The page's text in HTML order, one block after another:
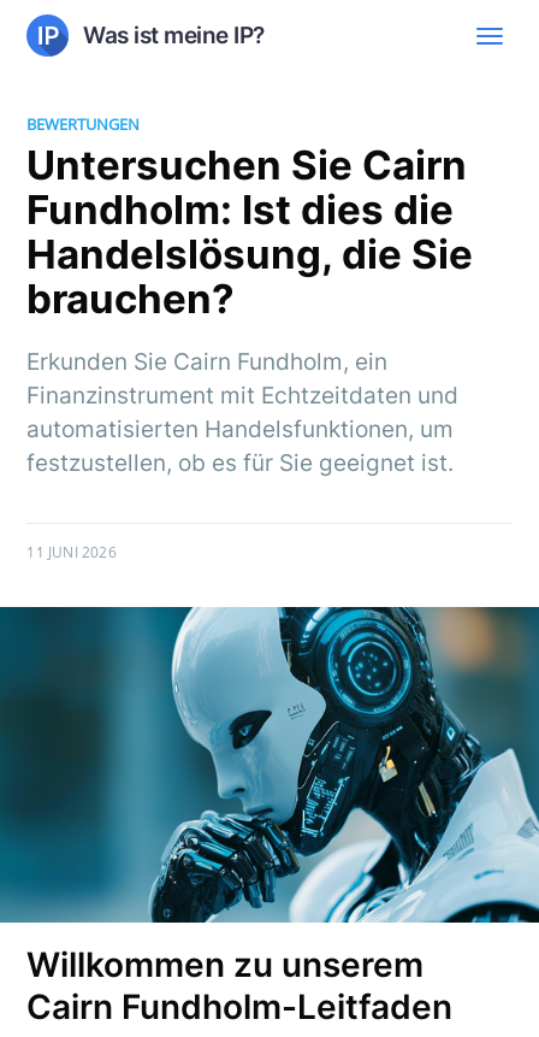
Was ist meine IP?
BEWERTUNGEN
Untersuchen Sie Cairn
Fundholm: Ist dies die
Handelslösung, die Sie
brauchen?
Erkunden Sie Cairn Fundholm, ein
Finanzinstrument mit Echtzeitdaten und
automatisierten Handelsfunktionen, um
festzustellen, ob es für Sie geeignet ist.
11 JUNI 2026
Willkommen zu unserem
Cairn Fundholm-Leitfaden